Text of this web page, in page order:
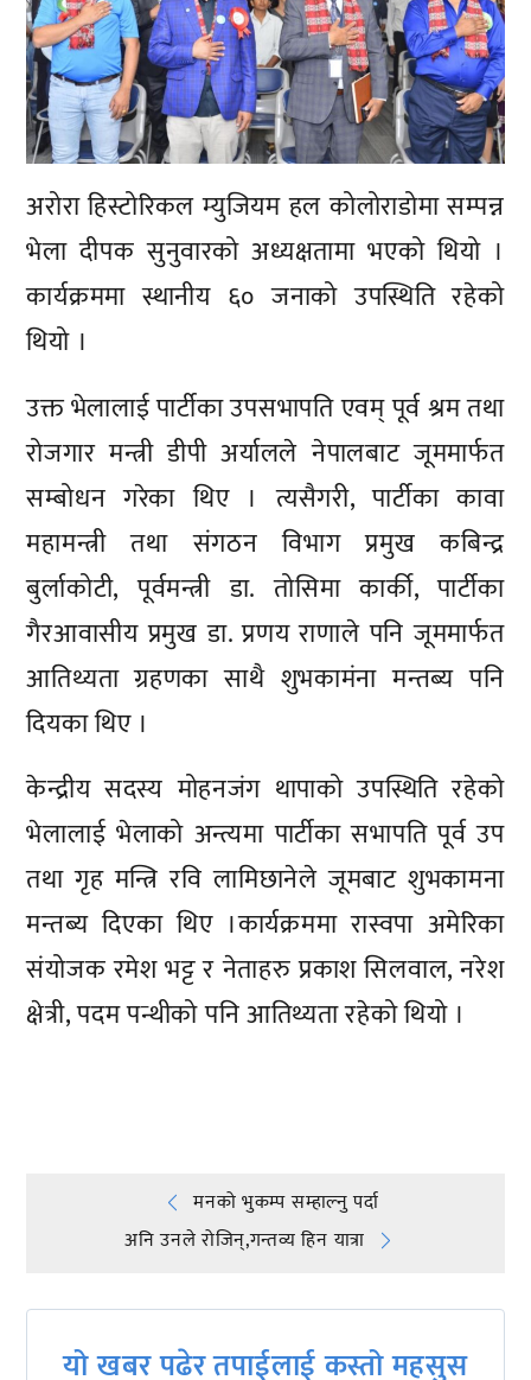
अरोरा हिस्टोरिकल म्युजियम हल कोलोराडोमा सम्पन्न
भेला दीपक सुनुवारको अध्यक्षतामा भएको थियो ।
कार्यक्रममा स्थानीय ६० जनाको उपस्थिति रहेको
थियो ।
उक्त भेलालाई पार्टीका उपसभापति एवम् पूर्व श्रम तथा
रोजगार मन्त्री डीपी अर्यालले नेपालबाट जूममार्फत
सम्बोधन गरेका थिए । त्यसैगरी, पार्टीका कावा
महामन्त्री तथा संगठन विभाग प्रमुख कबिन्द्र
बुर्लाकोटी, पूर्वमन्त्री डा. तोसिमा कार्की, पार्टीका
गैरआवासीय प्रमुख डा. प्रणय राणाले पनि जूममार्फत
आतिथ्यता ग्रहणका साथै शुभकामंना मन्तब्य पनि
दियका थिए ।
केन्द्रीय सदस्य मोहनजंग थापाको उपस्थिति रहेको
भेलालाई भेलाको अन्त्यमा पार्टीका सभापति पूर्व उप
तथा गृह मन्त्रि रवि लामिछानेले जूमबाट शुभकामना
मन्तब्य दिएका थिए ।कार्यक्रममा रास्वपा अमेरिका
संयोजक रमेश भट्ट र नेताहरु प्रकाश सिलवाल, नरेश
क्षेत्री, पदम पन्थीको पनि आतिथ्यता रहेको थियो ।
Post
navigation
मनको भुकम्प सम्हाल्नु पर्दा
अनि उनले रोजिन्,गन्तव्य हिन यात्रा
यो खबर पढेर तपाईलाई कस्तो महसुस